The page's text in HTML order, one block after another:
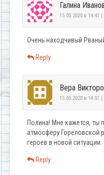
Галина
15.05.2020 в 14:41
Очень находчивый
Reply
Вера
15.05.2020 в 14:51
Полина! Мне кажется, ты
атмосферу Гореловской
героев в новой ситуации.
Reply